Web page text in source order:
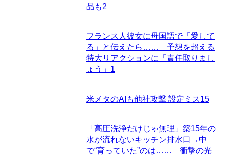
品も2
フランス人彼女に母国語で「愛して
る」と伝えたら…… 予想を超える
特大リアクションに「責任取りまし
ょう」 1
米メタのAIも他社攻撃 設定ミス15
「高圧洗浄だけじゃ無理」築15年の
水が流れないキッチン排水口→中
で“育っていた”のは…… 衝撃の光